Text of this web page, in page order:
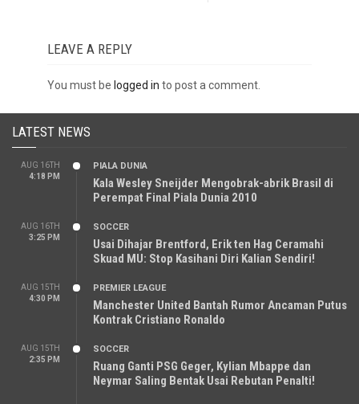
LEAVE A REPLY
You must be logged in to post a comment.
LATEST NEWS
AUG 16TH
4:18 PM
PIALA DUNIA
Kala Wesley Sneijder Mengobrak-abrik Brasil di
Perempat Final Piala Dunia 2010
AUG 16TH
3:25 PM
SOCCER
Usai Dihajar Brentford, Erik ten Hag Ceramahi
Skuad MU: Stop Kasihani Diri Kalian Sendiri!
AUG 15TH
4:30 PM
PREMIER LEAGUE
Manchester United Bantah Rumor Ancaman Putus
Kontrak Cristiano Ronaldo
AUG 15TH
2:35 PM
SOCCER
Ruang Ganti PSG Geger, Kylian Mbappe dan
Neymar Saling Bentak Usai Rebutan Penalti!